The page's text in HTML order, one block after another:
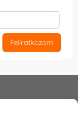
Feliratkozom